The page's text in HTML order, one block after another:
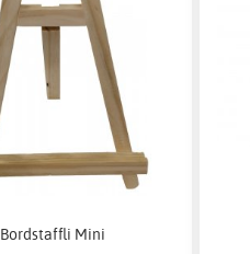
Bordstaffli Mini